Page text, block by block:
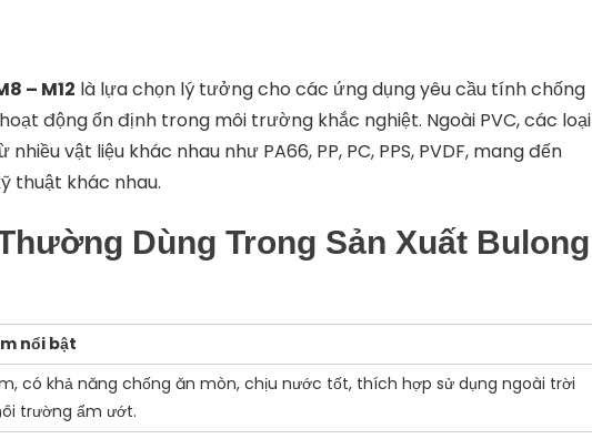
– M12 là lựa chọn lý tưởng cho các ứng dụng yêu cầu tính chống
động ổn định trong môi trường khắc nghiệt. Ngoài PVC, các loại
vật liệu khác nhau như PA66, PP, PC, PPS, PVDF, mang đến
thuật khác nhau.
Dùng Trong Sản Xuất Bulong
nổi bật
có khả năng chống ăn mòn, chịu nước tốt, thích hợp sử dụng ngoài trời
trường ẩm ướt.